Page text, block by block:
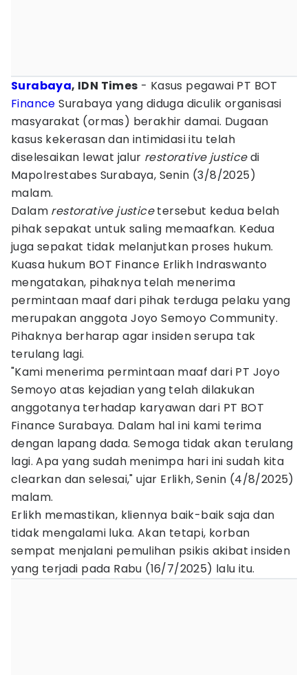
Surabaya, IDN Times - Kasus pegawai PT BOT
Finance Surabaya yang diduga diculik organisasi
masyarakat (ormas) berakhir damai. Dugaan
kasus kekerasan dan intimidasi itu telah
diselesaikan lewat jalur restorative justicedi
Mapolrestabes Surabaya, Senin (3/8/2025)
malam.
Dalam restorative justicetersebut kedua belah
pihak sepakat untuk saling memaafkan. Kedua
juga sepakat tidak melanjutkan proses hukum.
Kuasa hukum BOT Finance Erlikh Indraswanto
mengatakan, pihaknya telah menerima
permintaan maaf dari pihak terduga pelaku yang
merupakan anggota Joyo Semoyo Community.
Pihaknya berharap agar insiden serupa tak
terulang lagi.
"Kami menerima permintaan maaf dari PT Joyo
Semoyo atas kejadian yang telah dilakukan
anggotanya terhadap karyawan dari PT BOT
Finance Surabaya. Dalam hal ini kami terima
dengan lapang dada. Semoga tidak akan terulang
lagi. Apa yang sudah menimpa hari ini sudah kita
clearkan dan selesai," ujar Erlikh, Senin (4/8/2025)
malam.
Erlikh memastikan, kliennya baik-baik saja dan
tidak mengalami luka. Akan tetapi, korban
sempat menjalani pemulihan psikis akibat insiden
yang terjadi pada Rabu (16/7/2025) lalu itu.